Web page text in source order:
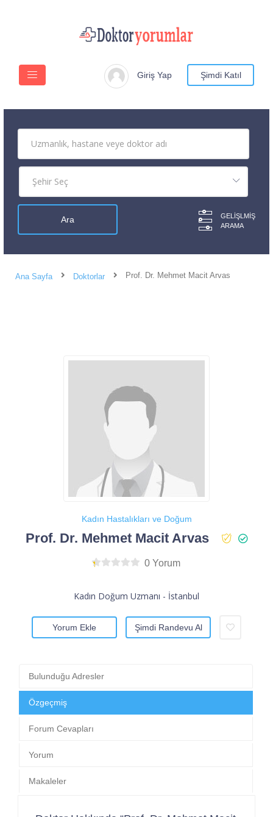
Giriş Yap Şimdi Katıl
GELIŞLMIŞ
ARAMA
Ana Sayfa Doktorlar Prof. Dr. Mehmet Macit Arvas
Kadın Hastalıkları ve Doğum
Prof. Dr. Mehmet Macit Arvas
0 Yorum
Kadın Doğum Uzmanı - İstanbul
Yorum Ekle Şimdi Randevu Al
Bulunduğu Adresler
Özgeçmiş
Forum Cevapları
Yorum
Makaleler